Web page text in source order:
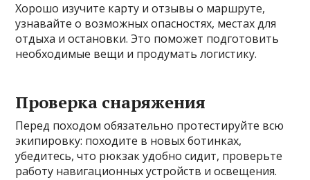
Хорошо изучите карту и отзывы о маршруте,
узнавайте о возможных опасностях, местах для
отдыха и остановки. Это поможет подготовить
необходимые вещи и продумать логистику.
Проверка снаряжения
Перед походом обязательно протестируйте всю
экипировку: походите в новых ботинках,
убедитесь, что рюкзак удобно сидит, проверьте
работу навигационных устройств и освещения.